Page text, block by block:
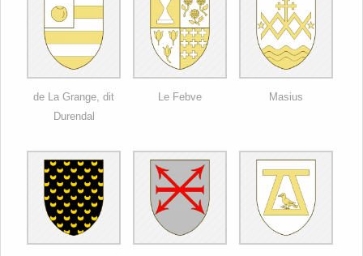
de La Grange, dit
Durendal
Le Febve Masius